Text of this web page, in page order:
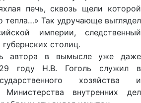
печь, сквозь щели которой
Так удручающе выглядел
империи, следственный
столиц.
автора в вымысле уже даже
году Н.В. Гоголь служил в
хозяйства и
Министерства внутренних дел